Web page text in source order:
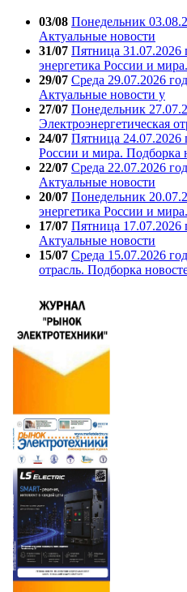
03/08 Понедельник
Актуальные новости
31/07 Пятница 31.07.2026
энергетика России и
29/07 Среда 29.07.2026
Актуальные новости у
27/07 Понедельник
Электроэнергетическая
24/07 Пятница 24.07.2026
России и мира. Подборка
22/07 Среда 22.07.2026
Актуальные новости
20/07 Понедельник
энергетика России и
17/07 Пятница 17.07.2026
Актуальные новости
15/07 Среда 15.07.2026
отрасль. Подборка